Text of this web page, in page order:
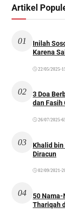
Artikel
01
Inilah
Karena
22/05/2025 •
02
3 Doa
dan Fasih
26/07/2025 •
03
Khalid bin
Diracun
02/09/2021 •
04
50 Nama-
Thariqah